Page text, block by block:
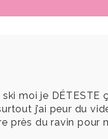
ski moi je
j’ai peur du
près du ravin pour